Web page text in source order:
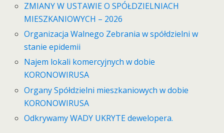
ZMIANY W USTAWIE O SPÓŁDZIELNIACH
MIESZKANIOWYCH – 2026
Organizacja Walnego Zebrania w spółdzielni w
stanie epidemii
Najem lokali komercyjnych w dobie
KORONOWIRUSA
Organy Spółdzielni mieszkaniowych w dobie
KORONOWIRUSA
Odkrywamy WADY UKRYTE dewelopera.